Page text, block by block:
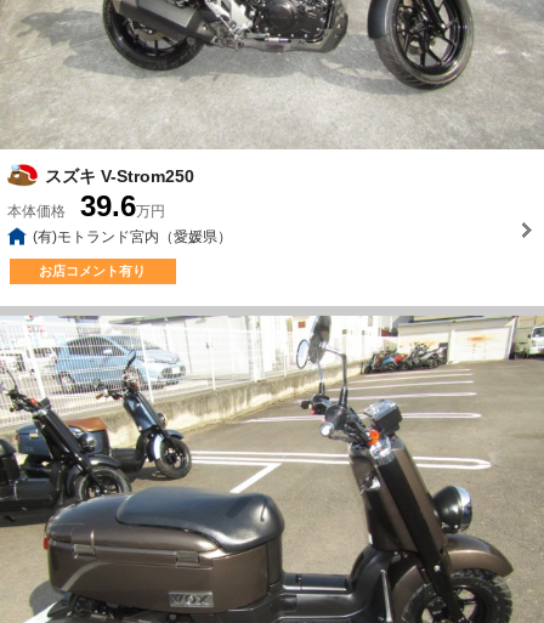
スズキ V-Strom250
本体価格 39.6万円
(有)モトランド宮内（愛媛県）
お店コメント有り